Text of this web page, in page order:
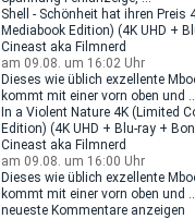
Shell - Schönheit hat ihren Preis
Mediabook Edition) (4K UHD +
Cineast aka Filmnerd
am 09.08. um 16:02 Uhr
Dieses wie üblich exzellente
kommt mit einer vorn oben und
In a Violent Nature 4K (Limited
Edition) (4K UHD + Blu-ray +
Cineast aka Filmnerd
am 09.08. um 16:00 Uhr
Dieses wie üblich exzellente
kommt mit einer vorn oben und
neueste Kommentare anzeigen